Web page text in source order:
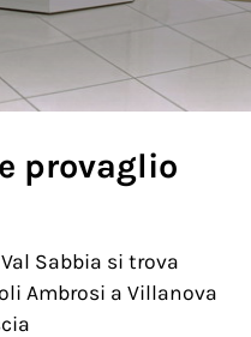
provaglio
Sabbia si trova
Ambrosi a Villanova